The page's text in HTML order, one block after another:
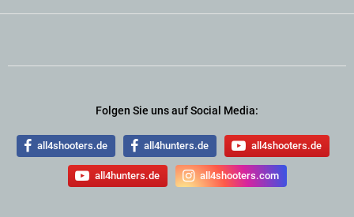
Folgen Sie uns auf Social Media:
all4shooters.de all4hunters.de all4shooters.de
all4hunters.de all4shooters.com